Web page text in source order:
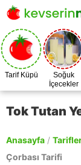
Tarif Küpü
Soğuk
İçecekler
Tok Tutan
Anasayfa /
Çorbası Tarifi